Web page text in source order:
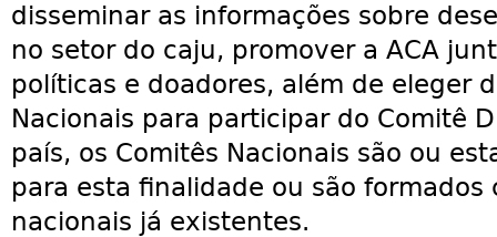
disseminar as informações sobre
no setor do caju, promover a ACA
políticas e doadores, além de eleger
Nacionais para participar do Comitê
país, os Comitês Nacionais são ou
para esta finalidade ou são
nacionais já existentes.